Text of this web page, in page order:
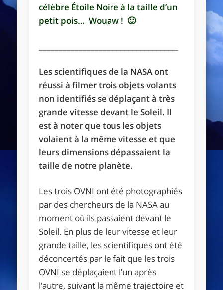
célèbre Étoile Noire à la taille d’un
petit pois… Wouaw ! 🙂
Les scientifiques de la NASA ont
réussi à filmer trois objets volants
non identifiés se déplaçant à très
grande vitesse devant le Soleil. Il
est à noter que tous les objets
volaient à la même vitesse et que
leurs dimensions dépassaient la
taille de notre planète.
Les trois OVNI ont été photographiés
par des chercheurs de la NASA au
moment où ils passaient devant le
Soleil. En plus de leur vitesse et leur
grande taille, les scientifiques ont été
déconcertés par le fait que les trois
OVNI se déplaçaient l’un après
l’autre, suivant la même trajectoire et